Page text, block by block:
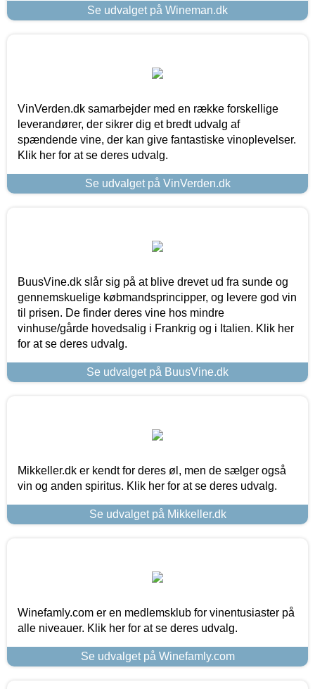
Se udvalget på Wineman.dk
VinVerden.dk samarbejder med en række forskellige
leverandører, der sikrer dig et bredt udvalg af
spændende vine, der kan give fantastiske vinoplevelser.
Klik her for at se deres udvalg.
Se udvalget på VinVerden.dk
BuusVine.dk slår sig på at blive drevet ud fra sunde og
gennemskuelige købmandsprincipper, og levere god vin
til prisen. De finder deres vine hos mindre
vinhuse/gårde hovedsalig i Frankrig og i Italien. Klik her
for at se deres udvalg.
Se udvalget på BuusVine.dk
Mikkeller.dk er kendt for deres øl, men de sælger også
vin og anden spiritus. Klik her for at se deres udvalg.
Se udvalget på Mikkeller.dk
Winefamly.com er en medlemsklub for vinentusiaster på
alle niveauer. Klik her for at se deres udvalg.
Se udvalget på Winefamly.com